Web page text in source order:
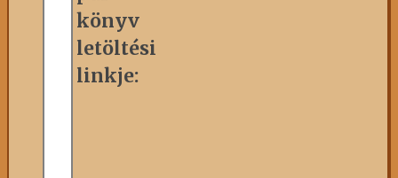
könyv
letöltési
linkje: